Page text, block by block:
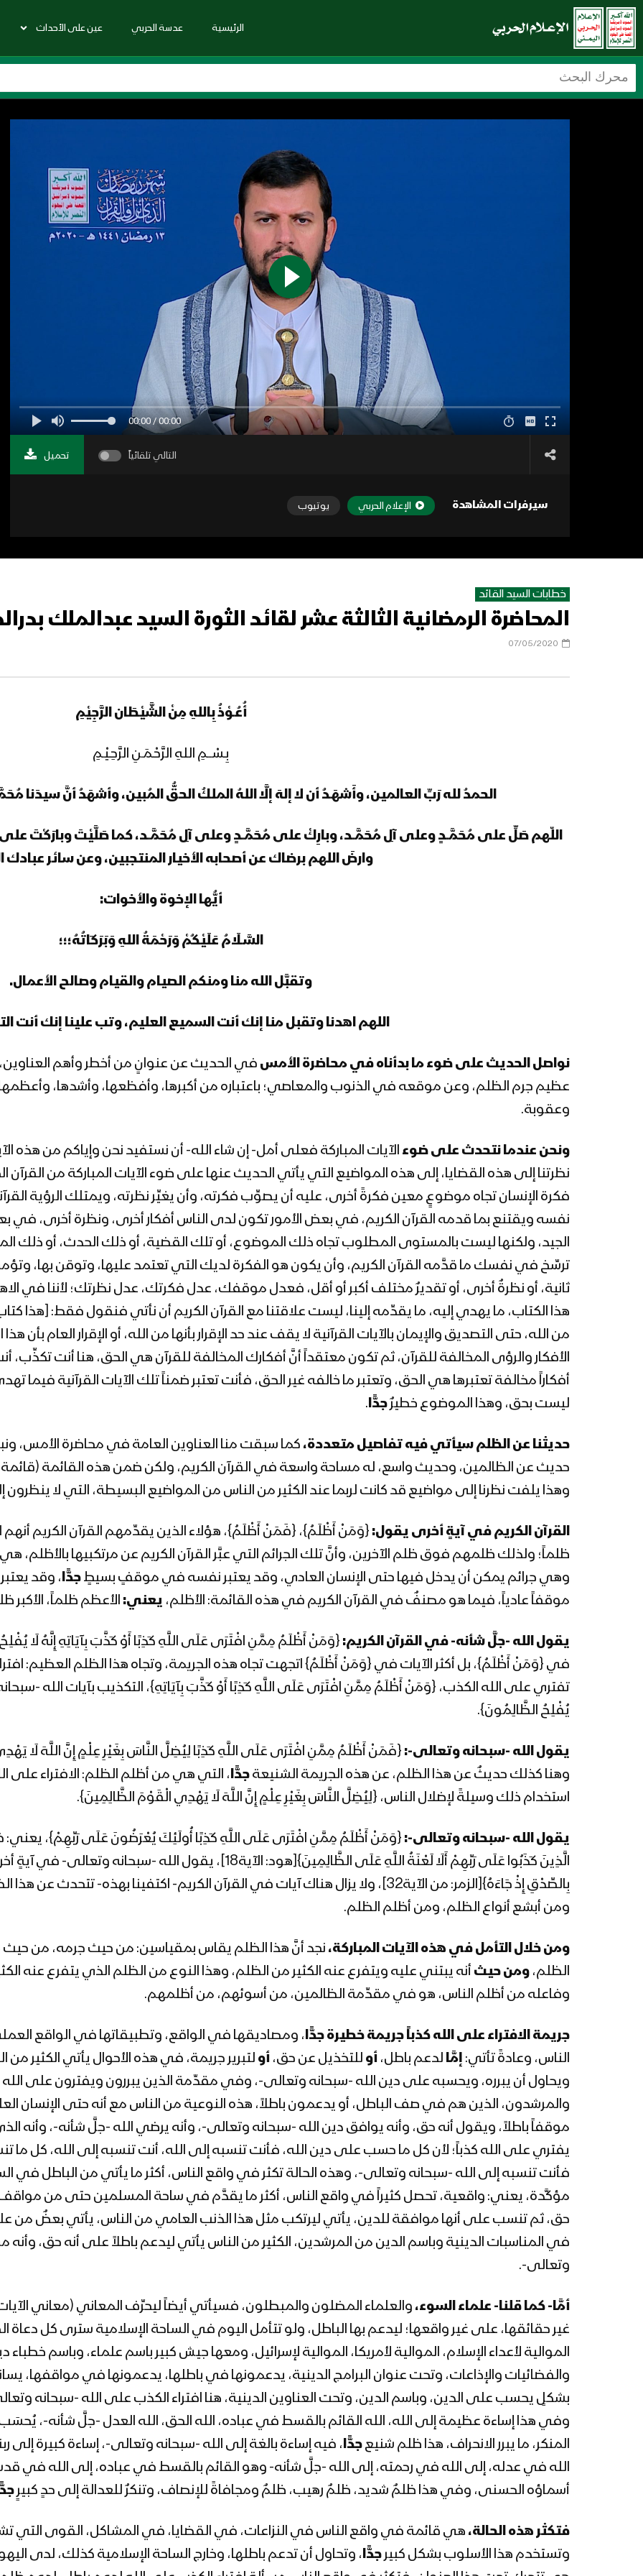
الرئيسية عدسة الحربي عين على الأحداث
00:00 / 00:00
التالي تلقائياً تحميل
سيرفرات المشاهدة الإعلام الحربي يوتيوب
خطابات السيد القائد
المحاضرة الرمضانية الثالثة عشر لقائد الثورة السيد عبدالملك بدرالدين
07/05/2020
أُعُـوْذُ بِاللهِ مِنْ الشَّيْطَان الرَّجِيْمِ
بِـسْـــمِ اللهِ الرَّحْـمَـنِ الرَّحِـيْـمِ
الحمدُ لله رَبِّ العالمين، وأَشهَـدُ أن لا إلهَ إلَّا اللهُ الملكُ الحقُّ المُبين، وأشهَدُ أنَّ سيدَنا
اللّهم صَلِّ على مُحَمَّــدٍ وعلى آلِ مُحَمَّــد، وبارِكْ على مُحَمَّــدٍ وعلى آلِ مُحَمَّــد، كما صَلَّيْتَ وبارَكْتَ
وارضَ اللهم برضاك عن أصحابه الأخيار المنتجبين، وعن سائر عبادك
أيُّها الإخوة والأخوات:
السَّـلَامُ عَلَيْكُمْ وَرَحْمَةُ اللهِ وَبَرَكَاتُهُ؛؛؛
وتقبَّل الله منا ومنكم الصيام والقيام وصالح الأعمال.
اللهم اهدنا وتقبل منا إنك أنت السميع العليم، وتب علينا إنك أنت
نواصل الحديث على ضوء ما بدأناه في محاضرة الأمس في الحديث عن عنوانٍ من أخطر وأهم
عظيم جرم الظلم، وعن موقعه في الذنوب والمعاصي؛ باعتباره من أكبرها، وأفظعها، وأشدها، وأعظمها
وعقوبة.
ونحن عندما نتحدث على ضوء الآيات المباركة فعلى أمل- إن شاء الله- أن نستفيد نحن وإياكم من هذه
نظرتنا إلى هذه القضايا، إلى هذه المواضيع التي يأتي الحديث عنها على ضوء الآيات المباركة من القرآن
فكرة الإنسان تجاه موضوعٍ معين فكرةً أخرى، عليه أن يصوِّب فكرته، وأن يغيِّر نظرته، ويمتلك الرؤية
نفسه ويقتنع بما قدمه القرآن الكريم، في بعض الأمور تكون لدى الناس أفكار أخرى، ونظرة أخرى، في
الجيد، ولكنها ليست بالمستوى المطلوب تجاه ذلك الموضوع، أو تلك القضية، أو ذلك الحدث، أو ذلك
ترسِّخ في نفسك ما قدَّمه القرآن الكريم، وأن يكون هو الفكرة لديك التي تعتمد عليها، وتوقن بها، وتؤمن
ثانية، أو نظرةٌ أخرى، أو تقديرٌ مختلف أكبر أو أقل، فعدل موقفك، عدل فكرتك، عدل نظرتك؛ لأننا في
هذا الكتاب، ما يهدي إليه، ما يقدِّمه إلينا، ليست علاقتنا مع القرآن الكريم أن نأتي فنقول فقط: [هذا كتاب
من الله، حتى التصديق والإيمان بالآيات القرآنية لا يقف عند حد الإقرار بأنها من الله، أو الإقرار العام
الأفكار والرؤى المخالفة للقرآن، ثم تكون معتقداً أنَّ أفكارك المخالفة للقرآن هي الحق، هنا أنت تكذِّب،
أفكاراً مخالفة تعتبرها هي الحق، وتعتبر ما خالفه غير الحق، فأنت تعتبر ضمناً تلك الآيات القرآنية فيما
ليست بحق، وهذا الموضوع خطيرٌجدًّا .
حديثنا عن الظلم سيأتي فيه تفاصيل متعددة، كما سبقت منا العناوين العامة في محاضرة الأمس،
حديث عن الظالمين، وحديث واسع، له مساحة واسعة في القرآن الكريم، ولكن ضمن هذه القائمة (قائمة
وهذا يلفت نظرنا إلى مواضيع قد كانت لربما عند الكثير من الناس من المواضيع البسيطة، التي لا ينظرون
القرآن الكريم في آيةٍ أخرى يقول: {وَمَنْ أَظْلَمُ}، {فَمَنْ أَظْلَمُ}، هؤلاء الذين يقدِّمهم القرآن الكريم أنهم
ظلماً؛ ولذلك ظلمهم فوق ظلم الآخرين، وأنَّ تلك الجرائم التي عبَّر القرآن الكريم عن مرتكبيها بالأظلم،
وهي جرائم يمكن أن يدخل فيها حتى الإنسان العادي، وقد يعتبر نفسه في موقفٍ بسيطٍ جدًّا ، وقد
موقفاً عادياً، فيما هو مصنفٌ في القرآن الكريم في هذه القائمة: الأظلم، يعني: الأعظم ظلماً، الأكبر
يقول الله -جلَّ شأنه- في القرآن الكريم:
في {وَمَنْ أَظْلَمُ}، بل أكثر الآيات في {وَمَنْ أَظْلَمُ} اتجهت تجاه هذه الجريمة، وتجاه هذا الظلم العظيم:
تفتري على الله الكذب، {وَمَنْ أَظْلَمُ مِمَّنِ افْتَرَى عَلَى اللَّهِ كَذِبًا أَوْ كَذَّبَ بِآيَاتِهِ}، التكذيب بآيات الله -
يُفْلِحُ الظَّالِمُونَ}.
يقول الله -سبحانه وتعالى-:
وهنا كذلك حديثٌ عن هذا الظلم، عن هذه الجريمة الشنيعة جدًّا ، التي هي من أظلم الظلم: الافتراء على
استخدام ذلك وسيلةً لإضلال الناس، {لِيُضِلَّ النَّاسَ بِغَيْرِ عِلْمٍ إِنَّ اللَّهَ لَا يَهْدِي الْقَوْمَ الظَّالِمِينَ}.
يقول الله -سبحانه وتعالى-: {وَمَنْ أَظْلَمُ مِمَّنِ افْتَرَى عَلَى اللَّهِ كَذِبًا أُولَئِكَ يُعْرَضُونَ عَلَى رَبِّهِمْ}، يعني:
الَّذِينَ كَذَبُوا عَلَى رَبِّهِمْ أَلَا لَعْنَةُ اللَّهِ عَلَى الظَّالِمِينَ}[هود:
بِالصِّدْقِ إِذْ جَاءَهُ}[الزمر: من الآية32]، ولا يزال هناك آيات في القرآن الكريم- اكتفينا
ومن أبشع أنواع الظلم، ومن أظلم الظلم.
ومن خلال التأمل في هذه الآيات المباركة، نجد أنَّ هذا الظلم يقاس بمقياسين: من حيث جرمه، من حيث
الظلم، ومن حيث أنه يبتني عليه ويتفرع عنه الكثير من الظلم، وهذا النوع من الظلم الذي يتفرع عنه
وفاعله من أظلم الناس، هو في مقدِّمة الظالمين، من أسوئهم، من أظلمهم.
جريمة الافتراء على الله كذباً جريمة خطيرة جدًّا ، ومصاديقها في الواقع، وتطبيقاتها في الواقع
الناس، وعادةً تأتي: إمَّا لدعم باطل، أو للتخذيل عن حق، أو لتبرير جريمة، في هذه الأحوال يأتي الكثير
ويحاول أن يبرره، ويحسبه على دين الله -سبحانه وتعالى-، وفي مقدِّمة الذين يبررون ويفترون على الله
والمرشدون، الذين هم في صف الباطل، أو يدعمون باطلاً، هذه النوعية من الناس مع أنه حتى الإنسان
موقفاً باطلاً، ويقول أنه حق، وأنه يوافق دين الله -سبحانه وتعالى-، وأنه يرضي الله -جلَّ شأنه-، وأنه
يفتري على الله كذباً؛ لأن كل ما حسب على دين الله، فأنت تنسبه إلى الله، أنت تنسبه إلى الله، كل ما
فأنت تنسبه إلى الله -سبحانه وتعالى-، وهذه الحالة تكثر في واقع الناس، أكثر ما يأتي من الباطل
مؤكَّدة، يعني: واقعية، تحصل كثيراً في واقع الناس، أكثر ما يقدَّم في ساحة المسلمين حتى من
حق، ثم تنسب على أنها موافقة للدين، يأتي ليرتكب مثل هذا الذنب العامي من الناس، يأتي بعضٌ من
في المناسبات الدينية وباسم الدين من المرشدين، الكثير من الناس يأتي ليدعم باطلاً على أنه حق، وأنه
وتعالى-.
أمَّا- كما قلنا- علماء السوء، والعلماء المضلون والمبطلون، فسيأتي أيضاً ليحرِّف المعاني (معاني
غير حقائقها، على غير واقعها؛ ليدعم بها الباطل، ولو تتأمل اليوم في الساحة الإسلامية سترى كل
الموالية لأعداء الإسلام، الموالية لأمريكا، الموالية لإسرائيل، ومعها جيش كبير باسم علماء، وباسم
والفضائيات والإذاعات، وتحت عنوان البرامج الدينية، يدعمونها في باطلها، يدعمونها في مواقفها،
بشكلٍ يحسب على الدين، وباسم الدين، وتحت العناوين الدينية، هنا افتراء الكذب على الله -سبحانه
وفي هذا إساءة عظيمة إلى الله، الله القائم بالقسط في عباده، الله الحق، الله العدل -جلَّ شأنه-، يُحسَب
المنكر، ما يبرر الانحراف، هذا ظلم شنيع جدًّا ، فيه إساءة بالغة إلى الله -سبحانه وتعالى-، إساءة كبيرة
الله في عدله، إلى الله في رحمته، إلى الله -جلَّ شأنه- وهو القائم بالقسط في عباده، إلى الله في
أسماؤه الحسنى، وفي هذا ظلمٌ شديد، ظلمٌ رهيب، ظلمٌ ومجافاةً للإنصاف، وتنكرٌ للعدالة إلى حدٍ كبيرٍ جدًّا
فتكثر هذه الحالة، هي قائمة في واقع الناس في النزاعات، في القضايا، في المشاكل، القوى التي
وتستخدم هذا الأسلوب بشكل كبير جدًّا ، وتحاول أن تدعم باطلها، وخارج الساحة الإسلامية كذلك، لدى